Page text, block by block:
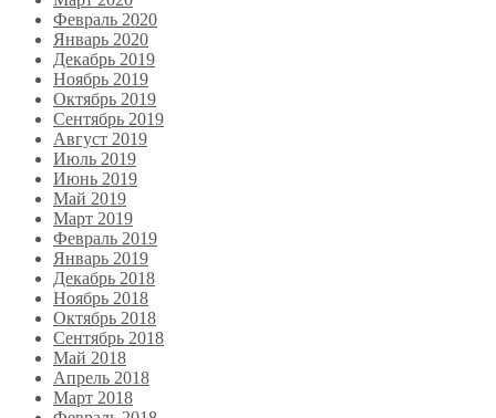
Февраль 2020
Январь 2020
Декабрь 2019
Ноябрь 2019
Октябрь 2019
Сентябрь 2019
Август 2019
Июль 2019
Июнь 2019
Май 2019
Март 2019
Февраль 2019
Январь 2019
Декабрь 2018
Ноябрь 2018
Октябрь 2018
Сентябрь 2018
Май 2018
Апрель 2018
Март 2018